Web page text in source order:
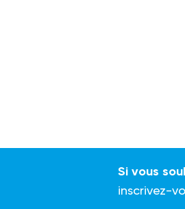
Si vous
inscrivez-